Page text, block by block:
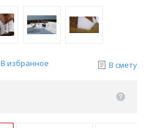
В избранное В смету